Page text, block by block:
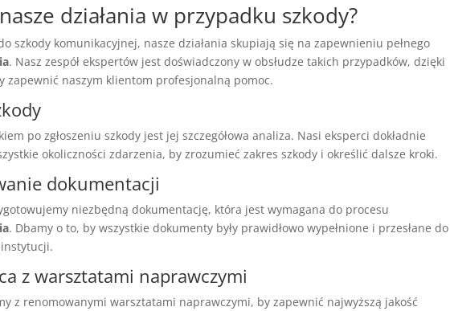
działania w przypadku szkody?
szkody komunikacyjnej, nasze działania skupiają się na zapewnieniu pełnego
. Nasz zespół ekspertów jest doświadczony w obsłudze takich przypadków, dzięki
zapewnić naszym klientom profesjonalną pomoc.
po zgłoszeniu szkody jest jej szczegółowa analiza. Nasi eksperci dokładnie
okoliczności zdarzenia, by zrozumieć zakres szkody i określić dalsze kroki.
dokumentacji
niezbędną dokumentację, która jest wymagana do procesu
. Dbamy o to, by wszystkie dokumenty były prawidłowo wypełnione i przesłane do
z warsztatami naprawczymi
z renomowanymi warsztatami naprawczymi, by zapewnić najwyższą jakość